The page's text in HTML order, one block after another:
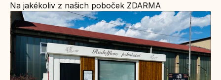
Na jakékoliv z našich poboček ZDARMA